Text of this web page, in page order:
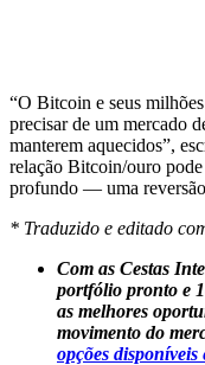
“O Bitcoin e seus
precisar de um mercado
manterem aquecidos”,
relação Bitcoin/ouro
profundo — uma
* Traduzido e editado
Com as Cestas
portfólio pronto e
as melhores
movimento do
opções